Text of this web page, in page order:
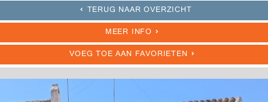
TERUG NAAR OVERZICHT
MEER INFO
VOEG TOE AAN FAVORIETEN